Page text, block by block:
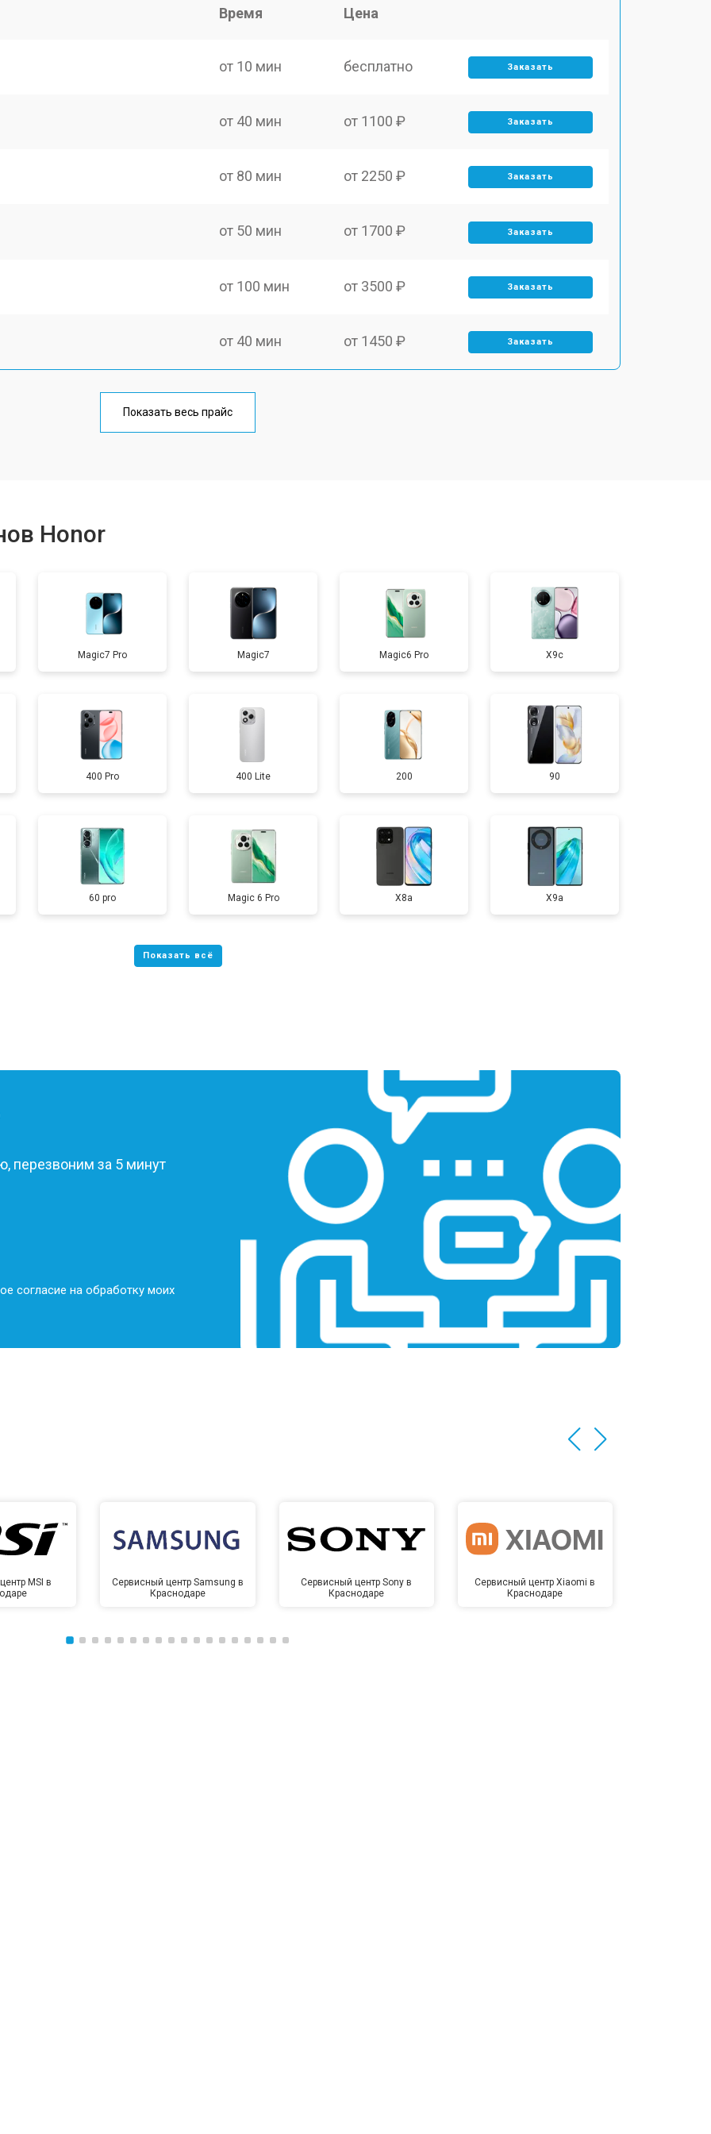
Время Цена
от 10 мин бесплатно Заказать
от 40 мин от 1100 ₽ Заказать
от 80 мин от 2250 ₽ Заказать
от 50 мин от 1700 ₽ Заказать
от 100 мин от 3500 ₽ Заказать
от 40 мин от 1450 ₽ Заказать
от 70 мин
от 60 мин от 1400 ₽ Заказать
от 60 мин от 2700 ₽ Заказать
от 60 мин от 950 ₽ Заказать
от 50 мин от 1750 ₽ Заказать
от 90 мин от 3200 ₽ Заказать
от 40 мин от 1400 ₽
Показать весь прайс
Honor
Magic7 Pro Magic7 Magic6 Pro X9c
400 Pro 400 Lite 200 90
60 pro Magic 6 Pro X8a X9a
перезвоним за 5 минут
согласие на обработку моих
MSI в
Сервисный центр Samsung в
Краснодаре
Сервисный центр Sony в
Краснодаре
Сервисный центр Xiaomi в
Краснодаре